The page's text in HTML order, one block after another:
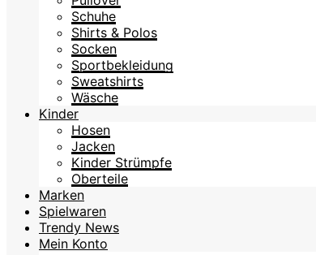
Schuhe
Shirts & Polos
Socken
Sportbekleidung
Sweatshirts
Wäsche
Kinder
Hosen
Jacken
Kinder Strümpfe
Oberteile
Marken
Spielwaren
Trendy News
Mein Konto